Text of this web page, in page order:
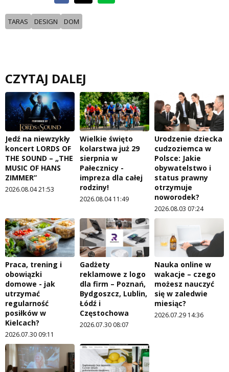
TARAS DESIGN DOM
CZYTAJ DALEJ
Jedź na niewzykły
koncert LORDS OF
THE SOUND – „THE
MUSIC OF HANS
ZIMMER”
2026.08.04 21:53
Wielkie święto
kolarstwa już 29
sierpnia w
Pałecznicy -
impreza dla całej
rodziny!
2026.08.04 11:49
Urodzenie dziecka
cudzoziemca w
Polsce: Jakie
obywatelstwo i
status prawny
otrzymuje
noworodek?
2026.08.03 07:24
Praca, trening i
obowiązki
domowe - jak
utrzymać
regularność
posiłków w
Kielcach?
2026.07.30 09:11
Gadżety
reklamowe z logo
dla firm – Poznań,
Bydgoszcz, Lublin,
Łódź i
Częstochowa
2026.07.30 08:07
Nauka online w
wakacje – czego
możesz nauczyć
się w zaledwie
miesiąc?
2026.07.29 14:36